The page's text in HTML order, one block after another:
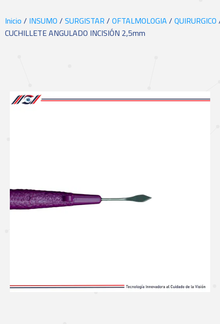
Inicio/ INSUMO/SURGISTAR/OFTALMOLOGIA/QUIRURGICO
CUCHILLETE ANGULADO INCISIÓN 2,5mm